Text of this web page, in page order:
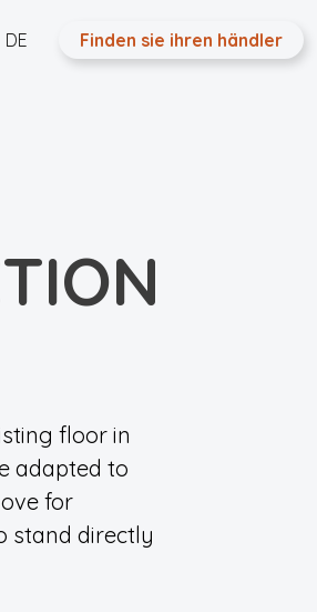
DE Finden sie ihren händler
floor in
adapted to
for
stand directly